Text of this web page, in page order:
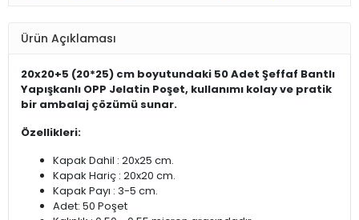
Ürün Açıklaması
20x20+5 (20*25) cm boyutundaki 50 Adet Şeffaf Bantlı
Yapışkanlı OPP Jelatin Poşet, kullanımı kolay ve pratik
bir ambalaj çözümü sunar.
Özellikleri:
Kapak Dahil : 20x25 cm.
Kapak Hariç : 20x20 cm.
Kapak Payı : 3-5 cm.
Adet: 50 Poşet